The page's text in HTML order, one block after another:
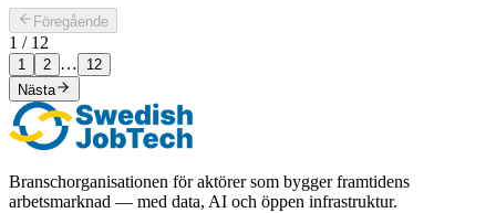
Föregående
1 / 12
1 2 …
12
Nästa
Branschorganisationen för aktörer som bygger framtidens
arbetsmarknad — med data, AI och öppen infrastruktur.